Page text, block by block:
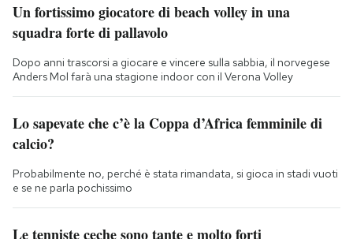
Un fortissimo giocatore di beach volley in una
squadra forte di pallavolo
Dopo anni trascorsi a giocare e vincere sulla sabbia, il norvegese
Anders Mol farà una stagione indoor con il Verona Volley
Lo sapevate che c’è la Coppa d’Africa femminile di
calcio?
Probabilmente no, perché è stata rimandata, si gioca in stadi vuoti
e se ne parla pochissimo
Le tenniste ceche sono tante e molto forti